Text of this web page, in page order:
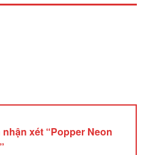
xét “Popper Neon